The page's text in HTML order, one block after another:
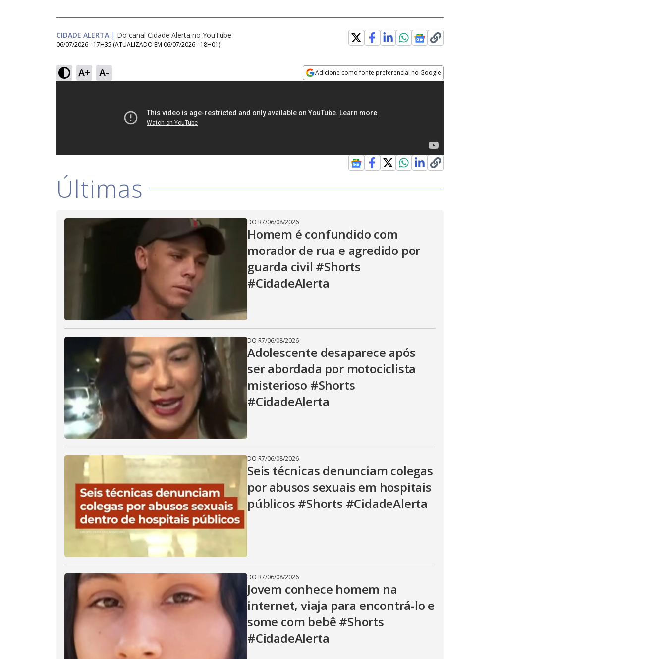
CIDADE ALERTA | Do canal Cidade Alerta no YouTube
06/07/2026 - 17H35 (ATUALIZADO EM 06/07/2026 - 18H01)
A+ A- Adicione como fonte preferencial no Google
Últimas
DO R7/06/08/2026
Homem é confundido com
morador de rua e agredido por
guarda civil #Shorts
#CidadeAlerta
DO R7/06/08/2026
Adolescente desaparece após
ser abordada por motociclista
misterioso #Shorts
#CidadeAlerta
DO R7/06/08/2026
Seis técnicas denunciam colegas
por abusos sexuais em hospitais
públicos #Shorts #CidadeAlerta
DO R7/06/08/2026
Jovem conhece homem na
internet, viaja para encontrá-lo e
some com bebê #Shorts
#CidadeAlerta